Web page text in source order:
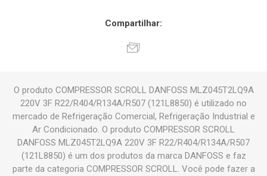
Compartilhar:
O produto COMPRESSOR SCROLL DANFOSS MLZ045T2LQ9A
220V 3F R22/R404/R134A/R507 (121L8850) é utilizado no
mercado de Refrigeração Comercial, Refrigeração Industrial e
Ar Condicionado. O produto COMPRESSOR SCROLL
DANFOSS MLZ045T2LQ9A 220V 3F R22/R404/R134A/R507
(121L8850) é um dos produtos da marca DANFOSS e faz
parte da categoria COMPRESSOR SCROLL. Você pode fazer a